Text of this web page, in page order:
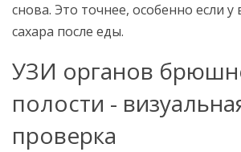
снова. Это точнее, особенно если у
сахара после еды.
УЗИ органов
полости -
проверка